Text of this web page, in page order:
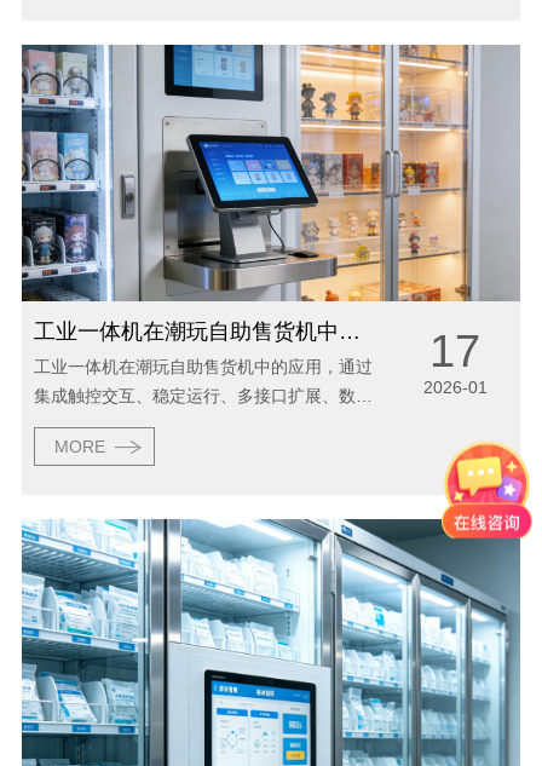
工业一体机在潮玩自助售货机中的应用
工业一体机在潮玩自助售货机中的应用，通过
集成触控交互、稳定运行、多接口扩展、数据
管理与远程维护等功能，显著提升了设备操作
便捷性、运行稳定性及运营效率，成为潮玩自
MORE
17
2026-01